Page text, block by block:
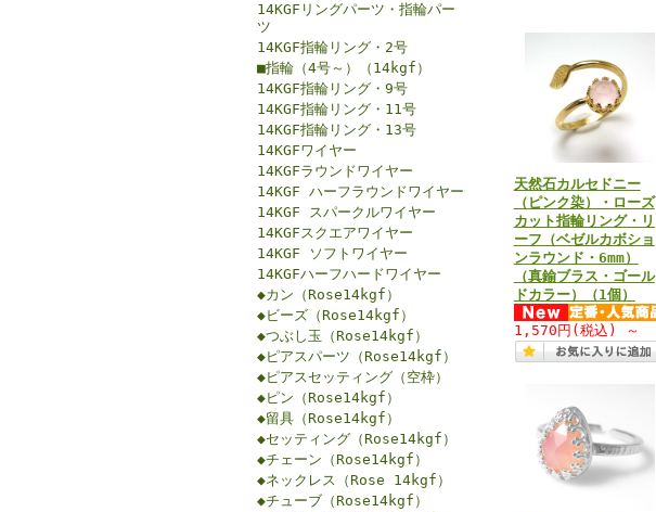
14KGFリングパーツ・指輪パー
ツ
14KGF指輪リング・2号
■指輪（4号～）（14kgf）
14KGF指輪リング・9号
14KGF指輪リング・11号
14KGF指輪リング・13号
14KGFワイヤー
14KGFラウンドワイヤー
14KGF ハーフラウンドワイヤー
14KGF スパークルワイヤー
14KGFスクエアワイヤー
14KGF ソフトワイヤー
14KGFハーフハードワイヤー
◆カン（Rose14kgf）
◆ビーズ（Rose14kgf）
◆つぶし玉（Rose14kgf）
◆ピアスパーツ（Rose14kgf）
◆ピアスセッティング（空枠）
◆ピン（Rose14kgf）
◆留具（Rose14kgf）
◆セッティング（Rose14kgf）
◆チェーン（Rose14kgf）
◆ネックレス（Rose 14kgf）
◆チューブ（Rose14kgf）
天然石カルセドニー
（ピンク染）・ローズ
カット指輪リング・リ
ーフ（ベゼルカボショ
ンラウンド・6mm）
（真鍮ブラス・ゴール
ドカラー）（1個）
1,570円 (税込) ～